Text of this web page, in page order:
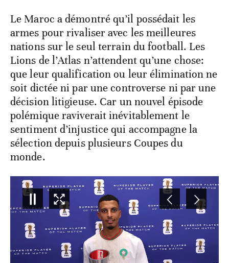
Le Maroc a démontré qu’il possédait les
armes pour rivaliser avec les meilleures
nations sur le seul terrain du football. Les
Lions de l’Atlas n’attendent qu’une chose:
que leur qualification ou leur élimination ne
soit dictée ni par une controverse ni par une
décision litigieuse. Car un nouvel épisode
polémique raviverait inévitablement le
sentiment d’injustice qui accompagne la
sélection depuis plusieurs Coupes du
monde.